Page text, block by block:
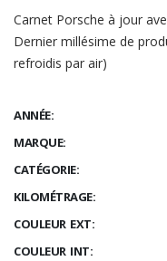
Carnet Porsche à jour
Dernier millésime de
refroidis par air)
ANNÉE:
MARQUE:
CATÉGORIE:
KILOMÉTRAGE:
COULEUR EXT:
COULEUR INT: